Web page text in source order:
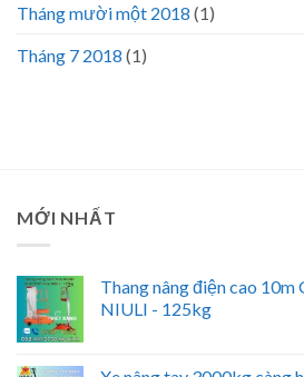
Tháng mười một 2018 (1)
Tháng 7 2018 (1)
MỚI NHẤT
Thang nâng điện cao
NIULI - 125kg